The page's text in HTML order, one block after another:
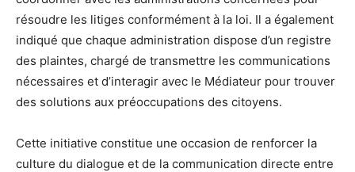
résoudre les litiges conformément à la loi. Il a également
indiqué que chaque administration dispose d’un registre
des plaintes, chargé de transmettre les communications
nécessaires et d’interagir avec le Médiateur pour trouver
des solutions aux préoccupations des citoyens.
Cette initiative constitue une occasion de renforcer la
culture du dialogue et de la communication directe entre